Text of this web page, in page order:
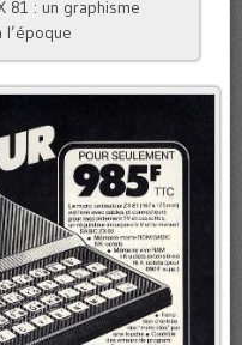
81 : un graphisme